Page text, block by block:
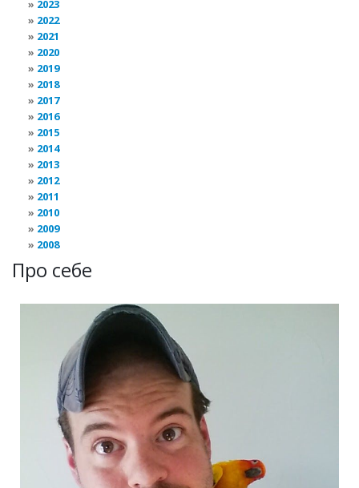
2023
2022
2021
2020
2019
2018
2017
2016
2015
2014
2013
2012
2011
2010
2009
2008
Про себе